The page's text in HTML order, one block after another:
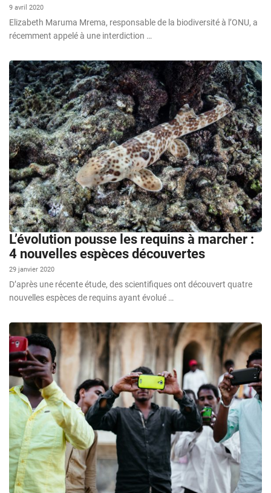
9 avril 2020
Elizabeth Maruma Mrema, responsable de la biodiversité à l’ONU, a
récemment appelé à une interdiction …
L’évolution pousse les requins à marcher :
4 nouvelles espèces découvertes
29 janvier 2020
D’après une récente étude, des scientifiques ont découvert quatre
nouvelles espèces de requins ayant évolué …